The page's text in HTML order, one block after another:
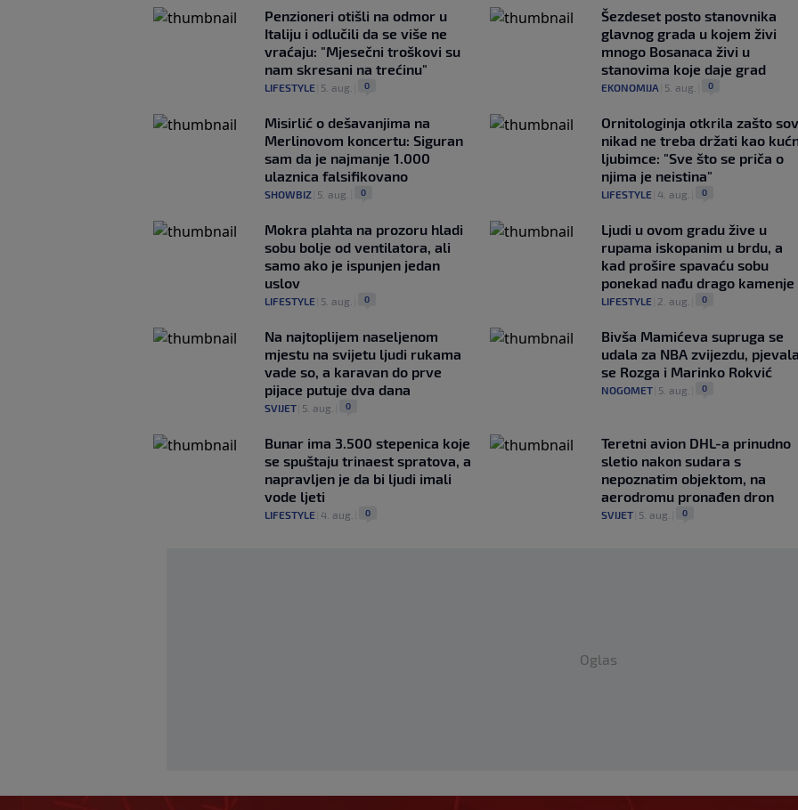
Penzioneri otišli na odmor u
Italiju i odlučili da se više ne
vraćaju: "Mjesečni troškovi su
nam skresani na trećinu"
LIFESTYLE 5. aug. 0
Šezdeset posto stanovnika
glavnog grada u kojem živi
mnogo Bosanaca živi u
stanovima koje daje grad
EKONOMIJA 5. aug. 0
Misirlić o dešavanjima na
Merlinovom koncertu: Siguran
sam da je najmanje 1.000
ulaznica falsifikovano
SHOWBIZ 5. aug. 0
Ornitologinja otkrila zašto
nikad ne treba držati kao
ljubimce: "Sve što se priča o
njima je neistina"
LIFESTYLE| 4. aug. 0
Mokra plahta na prozoru hladi
sobu bolje od ventilatora, ali
samo ako je ispunjen jedan
uslov
LIFESTYLE 5. aug. 0
Ljudi u ovom gradu žive u
rupama iskopanim u brdu, a
kad prošire spavaću sobu
ponekad nađu drago kamenje
LIFESTYLE| 2. aug. 0
Na najtoplijem naseljenom
mjestu na svijetu ljudi rukama
vade so, a karavan do prve
pijace putuje dva dana
SVIJET 5. aug. 0
Bivša Mamićeva supruga se
udala za NBA zvijezdu, pjevala
se Rozga i Marinko Rokvić
NOGOMET| 5. aug. 0
Bunar imа 3.500 stepenica koje
se spuštaju trinaest spratova, a
napravljen je da bi ljudi imali
vode ljeti
LIFESTYLE 4. aug. 0
Teretni avion DHL-a prinudno
sletio nakon sudara s
nepoznatim objektom, na
aerodromu pronađen dron
SVIJET| 5. aug. 0
Oglas
Borac iz Srbije privukao pažnju i van